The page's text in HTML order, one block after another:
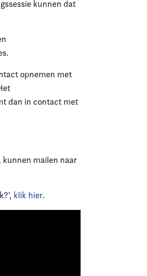
kunnen dat
opnemen met
dan in contact met
kunnen mailen naar
klik hier.